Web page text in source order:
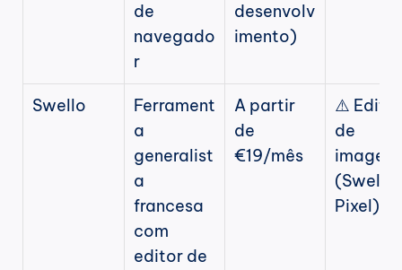
de
navegado
r
desenvolv
imento)
Swello
Ferrament
a
generalist
a
francesa
com
editor de
A partir
de
€19/mês
⚠️ Editor
de
imagens
(Swello
Pixel)